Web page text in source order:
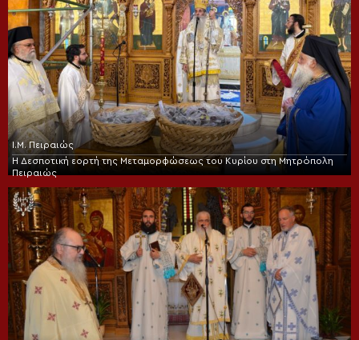
Ι.Μ. Πειραιώς
Η Δεσποτική εορτή της Μεταμορφώσεως του Κυρίου στη Μητρόπολη
Πειραιώς